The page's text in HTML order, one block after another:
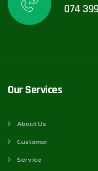
074
Our Services
About Us
Customer
Service